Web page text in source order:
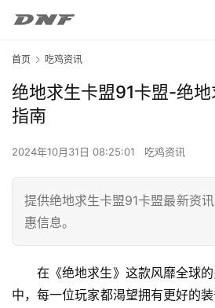
首页 吃鸡资讯
绝地求生卡盟91卡盟-绝
指南
2024年10月31日 08:25:01 吃鸡资讯
提供绝地求生卡盟91卡盟最新资
惠信息。
在《绝地求生》这款风靡全球
中，每一位玩家都渴望拥有更好的